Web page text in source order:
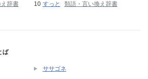
辞書 すっと 類語・言い換え辞書
ば
ササゴネ